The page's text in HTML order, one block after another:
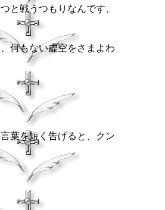
と戦うつもりなんです、
何もない虚空をさまよわ
葉を短く告げると、クン